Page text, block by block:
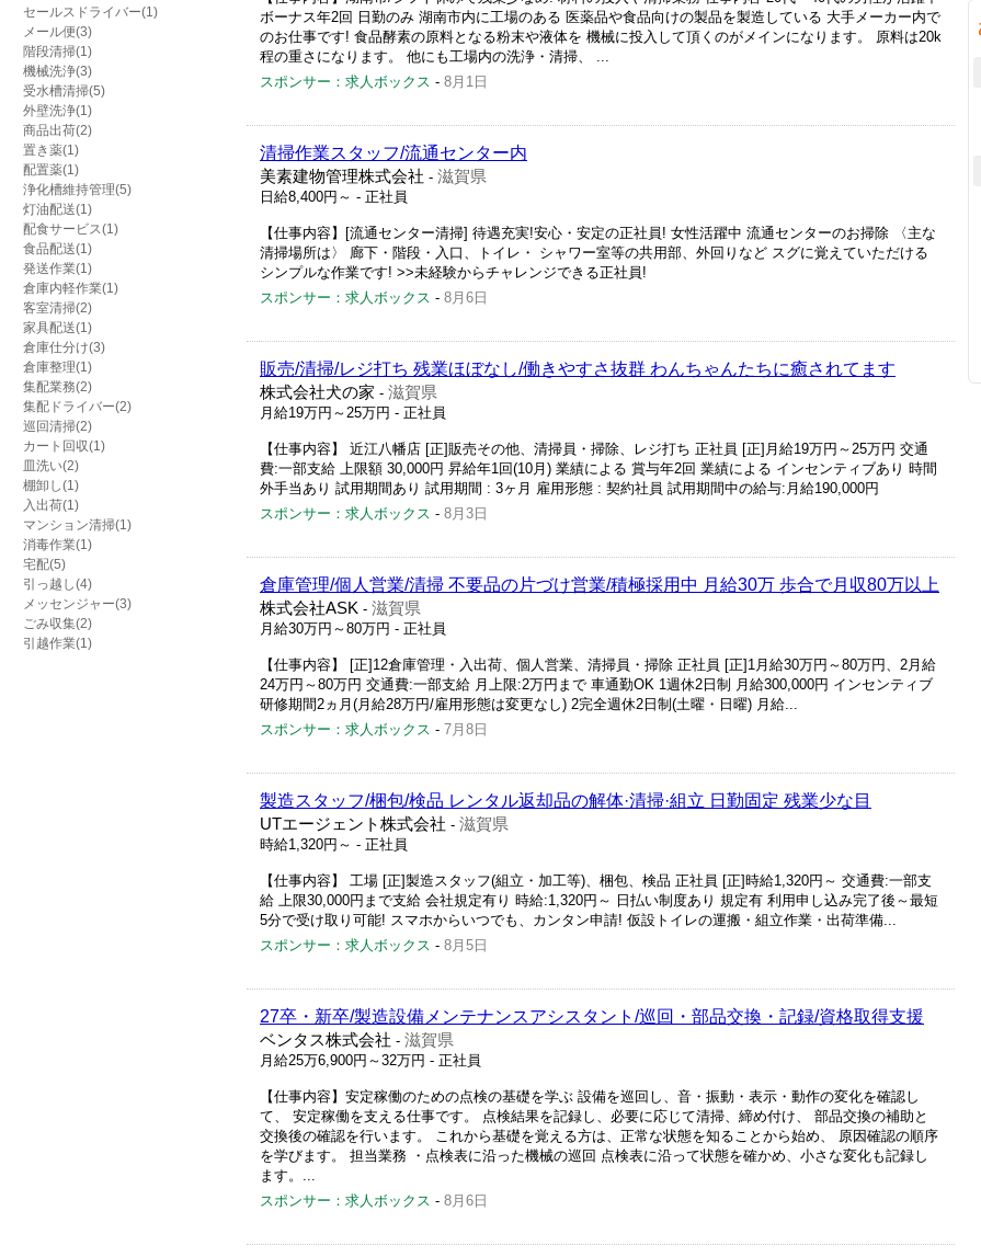
セールスドライバー(1)
メール便(3)
階段清掃(1)
機械洗浄(3)
受水槽清掃(5)
外壁洗浄(1)
商品出荷(2)
置き薬(1)
配置薬(1)
浄化槽維持管理(5)
灯油配送(1)
配食サービス(1)
食品配送(1)
発送作業(1)
倉庫内軽作業(1)
客室清掃(2)
家具配送(1)
倉庫仕分け(3)
倉庫整理(1)
集配業務(2)
集配ドライバー(2)
巡回清掃(2)
カート回収(1)
皿洗い(2)
棚卸し(1)
入出荷(1)
マンション清掃(1)
消毒作業(1)
宅配(5)
引っ越し(4)
メッセンジャー(3)
ごみ収集(2)
引越作業(1)
ボーナス年2回 日勤のみ 湖南市内に工場のある 医薬品や食品向けの製品を製造している 大手メーカー内で
のお仕事です! 食品酵素の原料となる粉末や液体を 機械に投入して頂くのがメインになります。 原料は20k
程の重さになります。 他にも工場内の洗浄・清掃、 ...
スポンサー：求人ボックス - 8月1日
清掃作業スタッフ/流通センター内
美素建物管理株式会社 - 滋賀県
日給8,400円～ - 正社員
【仕事内容】[流通センター清掃] 待遇充実!安心・安定の正社員! 女性活躍中 流通センターのお掃除 〈主な
清掃場所は〉 廊下・階段・入口、トイレ・ シャワー室等の共用部、外回りなど スグに覚えていただける
シンプルな作業です! >>未経験からチャレンジできる正社員!
スポンサー：求人ボックス - 8月6日
販売/清掃/レジ打ち 残業ほぼなし/働きやすさ抜群 わんちゃんたちに癒されてます
株式会社犬の家 - 滋賀県
月給19万円～25万円 - 正社員
【仕事内容】 近江八幡店 [正]販売その他、清掃員・掃除、レジ打ち 正社員 [正]月給19万円～25万円 交通
費:一部支給 上限額 30,000円 昇給年1回(10月) 業績による 賞与年2回 業績による インセンティブあり 時間
外手当あり 試用期間あり 試用期間 : 3ヶ月 雇用形態 : 契約社員 試用期間中の給与:月給190,000円
スポンサー：求人ボックス - 8月3日
倉庫管理/個人営業/清掃 不要品の片づけ営業/積極採用中 月給30万 歩合で月収80万以上
株式会社ASK - 滋賀県
月給30万円～80万円 - 正社員
【仕事内容】 [正]12倉庫管理・入出荷、個人営業、清掃員・掃除 正社員 [正]1月給30万円～80万円、2月給
24万円～80万円 交通費:一部支給 月上限:2万円まで 車通勤OK 1週休2日制 月給300,000円 インセンティブ
研修期間2ヵ月(月給28万円/雇用形態は変更なし) 2完全週休2日制(土曜・日曜) 月給...
スポンサー：求人ボックス - 7月8日
製造スタッフ/梱包/検品 レンタル返却品の解体·清掃·組立 日勤固定 残業少な目
UTエージェント株式会社 - 滋賀県
時給1,320円～ - 正社員
【仕事内容】 工場 [正]製造スタッフ(組立・加工等)、梱包、検品 正社員 [正]時給1,320円～ 交通費:一部支
給 上限30,000円まで支給 会社規定有り 時給:1,320円～ 日払い制度あり 規定有 利用申し込み完了後～最短
5分で受け取り可能! スマホからいつでも、カンタン申請! 仮設トイレの運搬・組立作業・出荷準備...
スポンサー：求人ボックス - 8月5日
27卒・新卒/製造設備メンテナンスアシスタント/巡回・部品交換・記録/資格取得支援
ベンタス株式会社 - 滋賀県
月給25万6,900円～32万円 - 正社員
【仕事内容】安定稼働のための点検の基礎を学ぶ 設備を巡回し、音・振動・表示・動作の変化を確認し
て、 安定稼働を支える仕事です。 点検結果を記録し、必要に応じて清掃、締め付け、 部品交換の補助と
交換後の確認を行います。 これから基礎を覚える方は、正常な状態を知ることから始め、 原因確認の順序
を学びます。 担当業務 ・点検表に沿った機械の巡回 点検表に沿って状態を確かめ、小さな変化も記録し
ます。...
スポンサー：求人ボックス - 8月6日